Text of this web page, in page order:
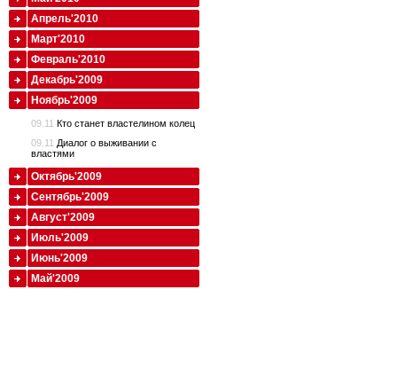
Апрель'2010
Март'2010
Февраль'2010
Декабрь'2009
Ноябрь'2009
09.11 Кто станет властелином колец
09.11 Диалог о выживании с
властями
Октябрь'2009
Сентябрь'2009
Август'2009
Июль'2009
Июнь'2009
Май'2009